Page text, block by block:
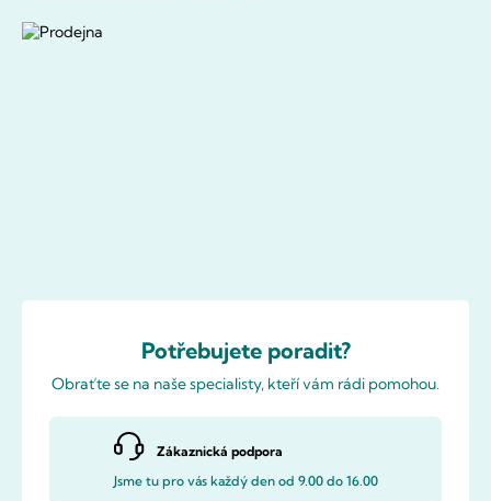
Potřebujete poradit?
Obraťte se na naše specialisty, kteří vám rádi pomohou.
Zákaznická podpora
Jsme tu pro vás každý den od 9.00 do 16.00